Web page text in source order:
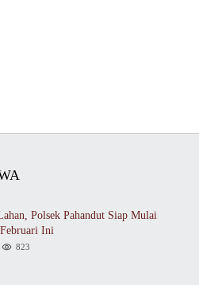
Polsek Pahandut Siap Mulai
Ini
823